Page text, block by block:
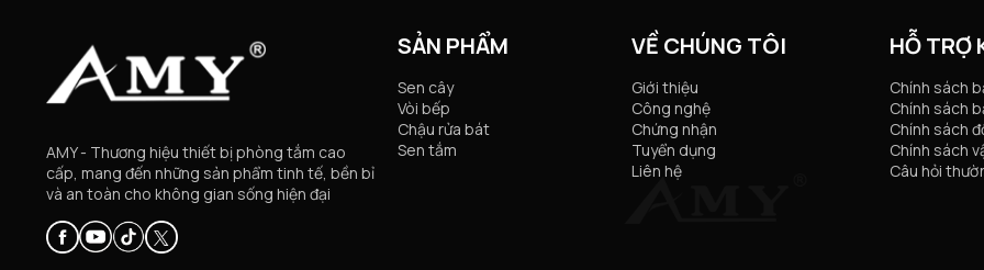
AMY - Thương hiệu thiết bị phòng tắm cao
cấp, mang đến những sản phẩm tinh tế, bền bỉ
và an toàn cho không gian sống hiện đại
SẢN PHẨM
Sen cây
Vòi bếp
Chậu rửa bát
Sen tắm
VỀ CHÚNG TÔI
Giới thiệu
Công nghệ
Chứng nhận
Tuyển dụng
Liên hệ
HỖ TRỢ
Chính sách
Chính sách
Chính sách
Chính sách
Câu hỏi